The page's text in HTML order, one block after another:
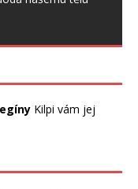
Kilpi vám jej